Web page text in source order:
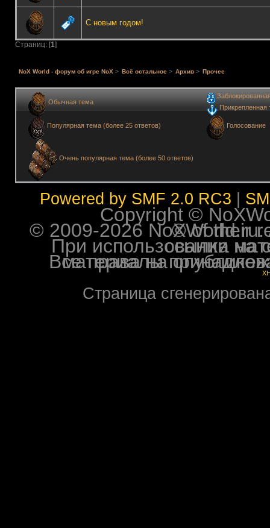
С новым годом!
Страниц: [1]
NoX World - форум об игре NoX> Всё остальное > Архив > Прочее
Обычная тема
Популярная тема (более 25 ответов)
Очень популярная тема (более 50 ответов)
Прикрепленная
Голосование
Powered by SMF 2.0 RC3
Copyright ©
© 2009-2026 NoXWorld.ru. All
При использовании
Все права на опубликованные на форуме
Страница